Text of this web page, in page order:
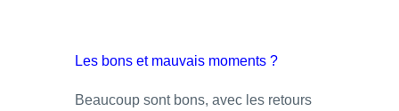
Les bons et mauvais moments ?
Beaucoup sont bons, avec les retours